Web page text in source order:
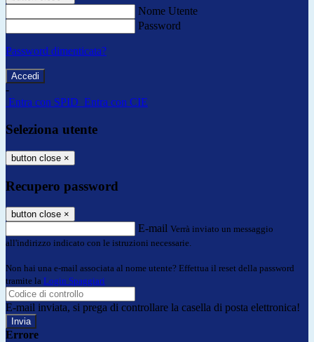
Nome Utente
Password
Password dimenticata?
-
Entra con SPID Entra con CIE
Seleziona utente
button close ×
Recupero password
button close ×
E-mail Verrà inviato un messaggio
all'indirizzo indicato con le istruzioni necessarie.
Non hai una e-mail associata al nome utente? Effettua il reset della password
tramite la Login Spaggiari
E-mail inviata, si prega di controllare la casella di posta elettronica!
Errore